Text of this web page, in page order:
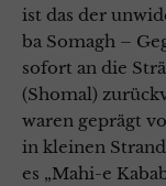
ist das der
ba Somagh –
sofort an die
(Shomal)
waren geprägt
in kleinen
es „Mahi-e